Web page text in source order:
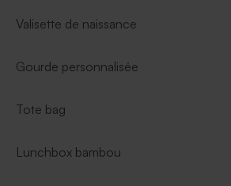
Valisette de naissance
Gourde personnalisée
Tote bag
Lunchbox bambou